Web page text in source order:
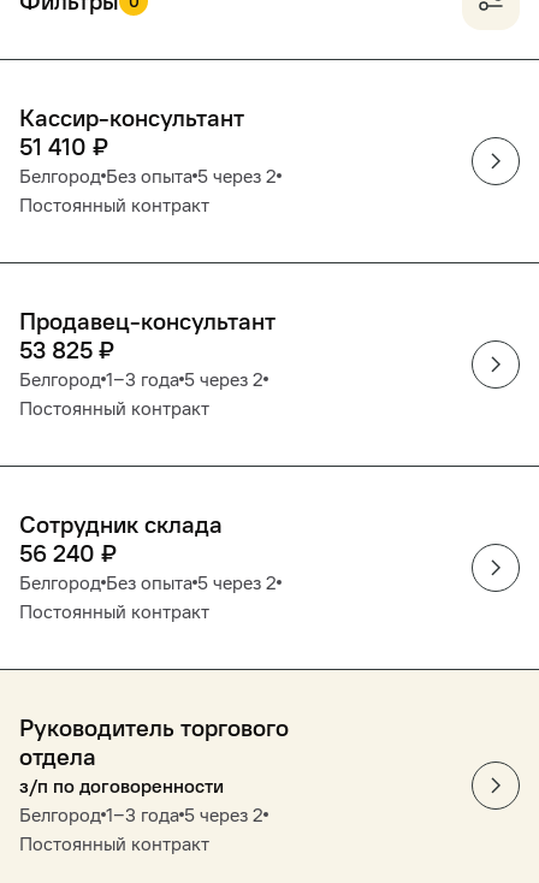
Кассир-консультант
51 410 ₽
Белгород Без опыта 5 через 2
Постоянный контракт
Продавец-консультант
53 825 ₽
Белгород 1‒3 года 5 через 2
Постоянный контракт
Сотрудник склада
56 240 ₽
Белгород Без опыта 5 через 2
Постоянный контракт
Руководитель торгового
отдела
з/п по договоренности
Белгород 1‒3 года 5 через 2
Постоянный контракт